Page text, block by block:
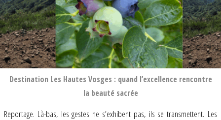
Destination Les Hautes Vosges : quand l’excellence rencontre
la beauté sacrée
Reportage. Là-bas, les gestes ne s’exhibent pas, ils se transmettent. Les